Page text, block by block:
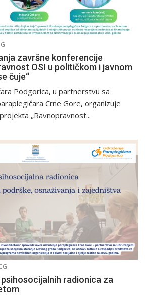
završne konferencije
OSI u političkom i javnom
čuje“
Podgorica, u partnerstvu sa
Crne Gore, organizuje
„Ravnopravnost...
radionica za